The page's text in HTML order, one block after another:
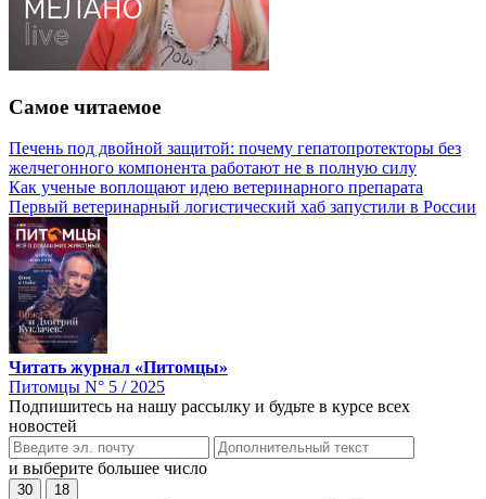
Самое читаемое
Печень под двойной защитой: почему гепатопротекторы без
желчегонного компонента работают не в полную силу
Как ученые воплощают идею ветеринарного препарата
Первый ветеринарный логистический хаб запустили в России
Читать журнал «Питомцы»
Питомцы N° 5 / 2025
Подпишитесь на нашу рассылку и будьте в курсе всех
новостей
и выберите большее число
30 18